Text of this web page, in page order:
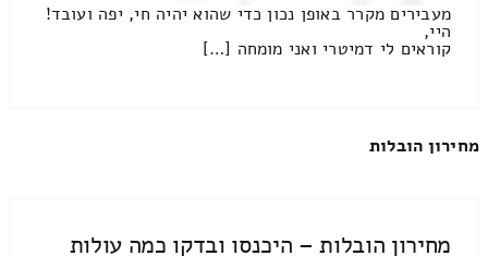
מעבירים מקרר באופן נכון כדי שהוא יהיה חי, יפה ועובד!
היי,
קוראים לי דמיטרי ואני מומחה […]
מחירון הובלות
מחירון הובלות – היכנסו ובדקו כמה עולות